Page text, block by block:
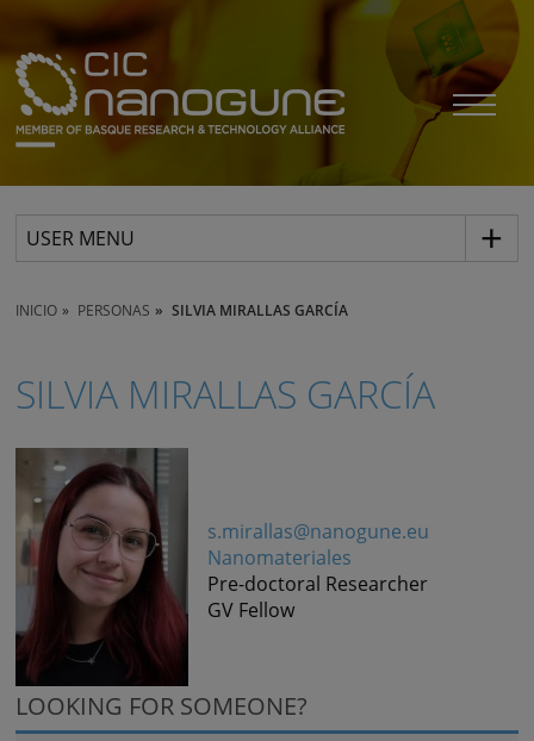
USER MENU
INICIO PERSONAS SILVIA MIRALLAS GARCÍA
SILVIA MIRALLAS GARCÍA
s.mirallas@nanogune.eu
Nanomateriales
Pre-doctoral Researcher
GV Fellow
LOOKING FOR SOMEONE?